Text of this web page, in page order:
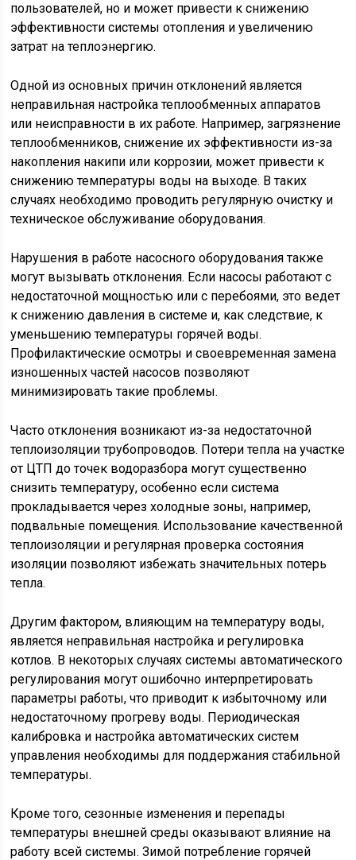
пользователей, но и может привести к снижению
эффективности системы отопления и увеличению
затрат на теплоэнергию.
Одной из основных причин отклонений является
неправильная настройка теплообменных аппаратов
или неисправности в их работе. Например, загрязнение
теплообменников, снижение их эффективности из-за
накопления накипи или коррозии, может привести к
снижению температуры воды на выходе. В таких
случаях необходимо проводить регулярную очистку и
техническое обслуживание оборудования.
Нарушения в работе насосного оборудования также
могут вызывать отклонения. Если насосы работают с
недостаточной мощностью или с перебоями, это ведет
к снижению давления в системе и, как следствие, к
уменьшению температуры горячей воды.
Профилактические осмотры и своевременная замена
изношенных частей насосов позволяют
минимизировать такие проблемы.
Часто отклонения возникают из-за недостаточной
теплоизоляции трубопроводов. Потери тепла на участке
от ЦТП до точек водоразбора могут существенно
снизить температуру, особенно если система
прокладывается через холодные зоны, например,
подвальные помещения. Использование качественной
теплоизоляции и регулярная проверка состояния
изоляции позволяют избежать значительных потерь
тепла.
Другим фактором, влияющим на температуру воды,
является неправильная настройка и регулировка
котлов. В некоторых случаях системы автоматического
регулирования могут ошибочно интерпретировать
параметры работы, что приводит к избыточному или
недостаточному прогреву воды. Периодическая
калибровка и настройка автоматических систем
управления необходимы для поддержания стабильной
температуры.
Кроме того, сезонные изменения и перепады
температуры внешней среды оказывают влияние на
работу всей системы. Зимой потребление горячей